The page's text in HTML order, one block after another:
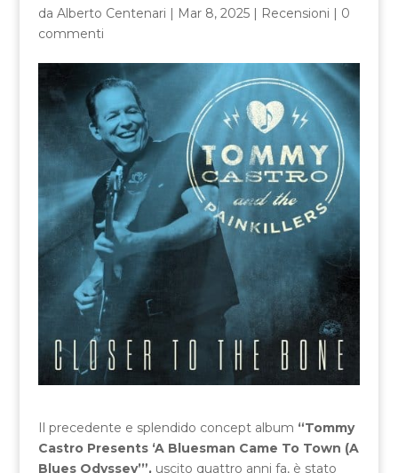
da Alberto Centenari | Mar 8, 2025| Recensioni | 0
commenti
Il precedente e splendido concept album “Tommy
Castro Presents ‘A Bluesman Came To Town (A
Blues Odyssey’”,uscito quattro anni fa, è stato